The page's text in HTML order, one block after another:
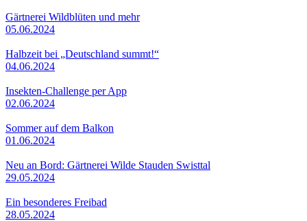
Gärtnerei Wildblüten und mehr
05.06.2024
Halbzeit bei „Deutschland summt!“
04.06.2024
Insekten-Challenge per App
02.06.2024
Sommer auf dem Balkon
01.06.2024
Neu an Bord: Gärtnerei Wilde Stauden Swisttal
29.05.2024
Ein besonderes Freibad
28.05.2024